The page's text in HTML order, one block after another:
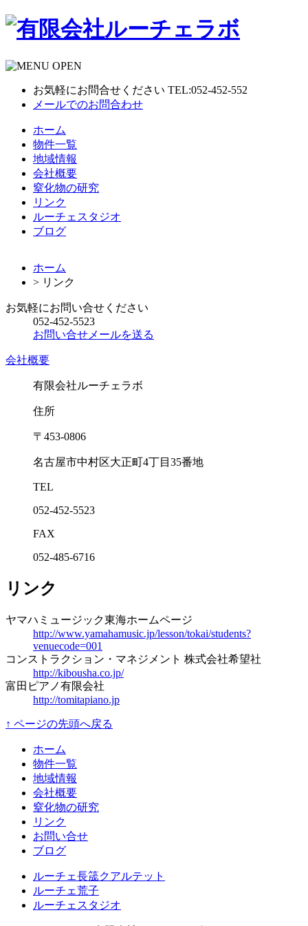
お気軽にお問合せください TEL:052-452-552
メールでのお問合わせ
ホーム
物件一覧
地域情報
会社概要
窒化物の研究
リンク
ルーチェスタジオ
ブログ
ホーム
> リンク
お気軽にお問い合せください
052-452-5523
お問い合せメールを送る
会社概要
有限会社ルーチェラボ
住所
〒453-0806
名古屋市中村区大正町4丁目35番地
TEL
052-452-5523
FAX
052-485-6716
リンク
ヤマハミュージック東海ホームページ
http://www.yamahamusic.jp/lesson/tokai/students?
venuecode=001
コンストラクション・マネジメント 株式会社希望社
http://kibousha.co.jp/
富田ピアノ有限会社
http://tomitapiano.jp
↑ ページの先頭へ戻る
ホーム
物件一覧
地域情報
会社概要
窒化物の研究
リンク
お問い合せ
ブログ
ルーチェ長筬クアルテット
ルーチェ荒子
ルーチェスタジオ